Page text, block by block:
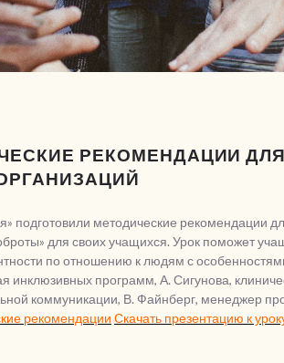
РЕКОМЕНДАЦИИ ДЛЯ
подготовили методические рекомендации
для своих учащихся. Урок поможет
по отношению к людям с
инклюзивных программ, А. Сигунова,
коммуникации, В. Файнберг, менеджер
рекомендации Скачать презентацию к